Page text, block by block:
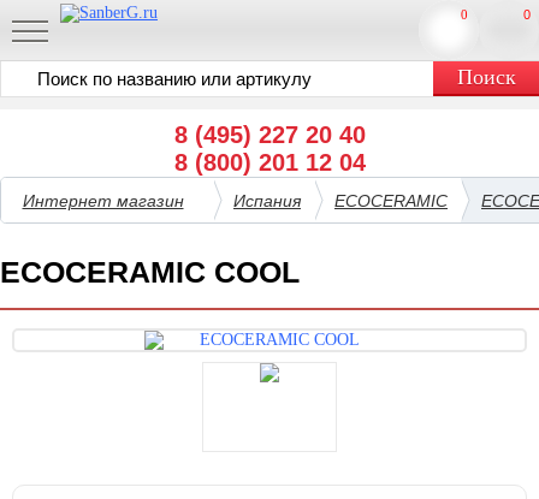
8 (495) 227 20 40
8 (800) 201 12 04
0
0
Интернет магазин Испания ECOCERAMIC
ECOCERAMIC COOL